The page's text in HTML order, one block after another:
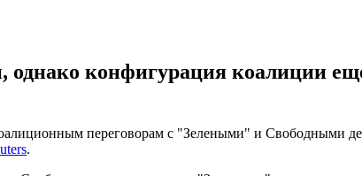
конфигурация коалиции
переговорам с "Зелеными" и Свободными
.